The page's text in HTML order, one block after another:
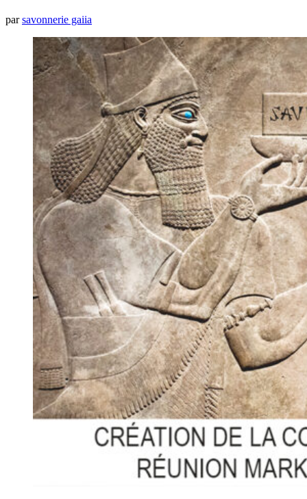
parsavonnerie gaiia